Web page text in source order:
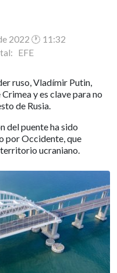
2022 🕐 11:32
EFE
ruso, Vladímir Putin,
y es clave para no
de Rusia.
del puente ha sido
por Occidente, que
ucraniano.